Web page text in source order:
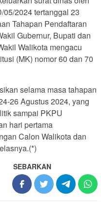
05/2024 tertanggal 23
Tahapan Pendaftaran
Gubernur, Bupati dan
Walikota mengacu
(MK) nomor 60 dan 70
selama masa tahapan
26 Agustus 2024, yang
sampai PKPU
hari pertama
Calon Walikota dan
SEBARKAN